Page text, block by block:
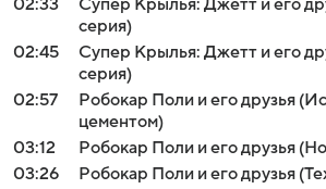
02:33
Супер Крылья: Джетт и его
серия)
02:45
Супер Крылья: Джетт и его
серия)
02:57
Робокар Поли и его друзья
цементом)
03:12
Робокар Поли и его друзья
03:26
Робокар Поли и его друзья